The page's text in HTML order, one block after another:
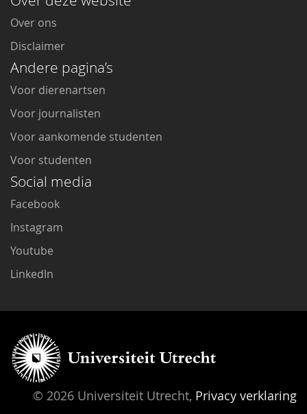
Over ons
Disclaimer
Andere pagina’s
Voor dierenartsen
Voor journalisten
Voor aankomende studenten
Voor studenten
Social media
Facebook
Instagram
Youtube
LinkedIn
© 2026 Universiteit Utrecht, Privacy verklaring